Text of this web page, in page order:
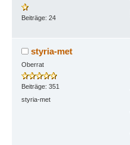
Beiträge: 24
styria-met
Oberrat
Beiträge: 351
styria-met